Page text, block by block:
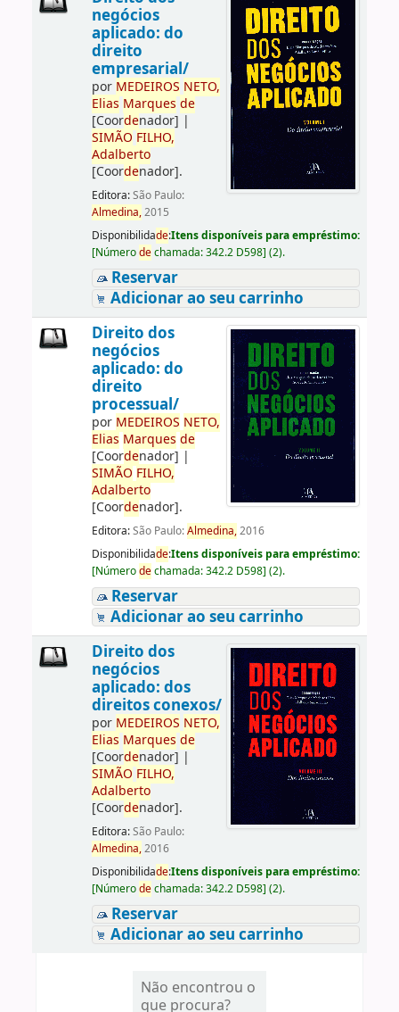
negócios
aplicado: do
direito
empresarial/
por MEDEIROS NETO,
Elias Marques de
[Coordenador] |
SIMÃO FILHO,
Adalberto
[Coordenador].
Editora:São Paulo:
Almedina,2015
Disponibilidade:Itens disponíveis para empréstimo:
[Númerodechamada:342.2 D598] (2).
Reservar
Adicionar ao seu carrinho
Direito dos
negócios
aplicado: do
direito
processual/
por MEDEIROS NETO,
Elias Marques de
[Coordenador] |
SIMÃO FILHO,
Adalberto
[Coordenador].
Editora:São Paulo:Almedina,2016
Disponibilidade:Itens disponíveis para empréstimo:
[Númerodechamada:342.2 D598] (2).
Reservar
Adicionar ao seu carrinho
Direito dos
negócios
aplicado: dos
direitos conexos/
por MEDEIROS NETO,
Elias Marques de
[Coordenador] |
SIMÃO FILHO,
Adalberto
[Coordenador].
Editora:São Paulo:
Almedina,2016
Disponibilidade:Itens disponíveis para empréstimo:
[Númerodechamada:342.2 D598] (2).
Reservar
Adicionar ao seu carrinho
Não encontrou o
que procura?